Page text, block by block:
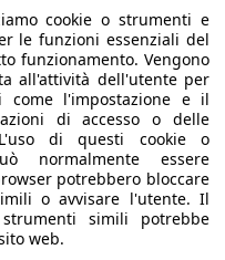
per la correttezza
cookie o strumenti e
le funzioni essenziali del
funzionamento. Vengono
all'attività dell'utente per
come l'impostazione e il
di accesso o delle
di questi cookie o
normalmente essere
potrebbero bloccare
o avvisare l'utente. Il
simili potrebbe
web.